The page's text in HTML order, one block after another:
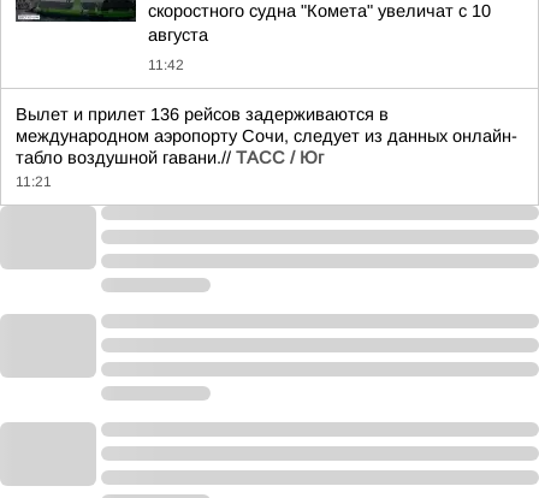
скоростного судна "Комета" увеличат с 10
августа
11:42
Вылет и прилет 136 рейсов задерживаются в
международном аэропорту Сочи, следует из данных онлайн-
табло воздушной гавани.// ТАСС / Юг
11:21